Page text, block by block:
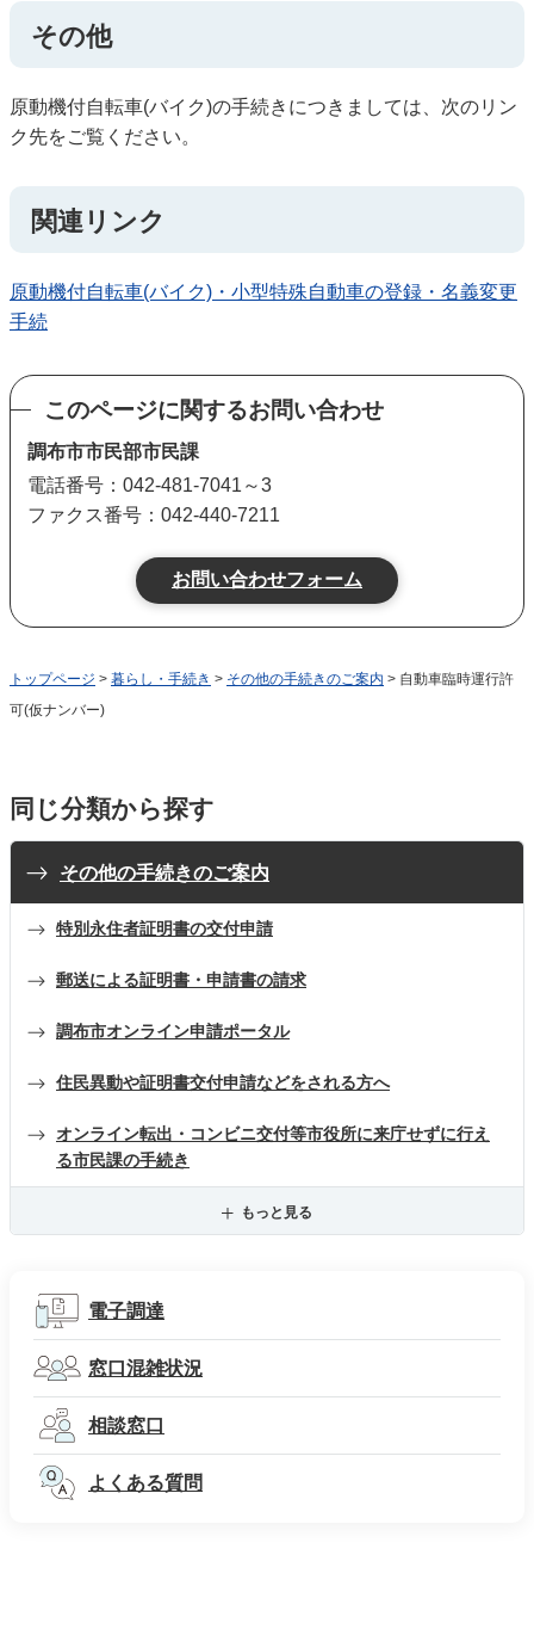
その他
原動機付自転車(バイク)の手続きにつきましては、次のリン
ク先をご覧ください。
関連リンク
原動機付自転車(バイク)・小型特殊自動車の登録・名義変更
手続
このページに関するお問い合わせ
調布市市民部市民課
電話番号：042-481-7041～3
ファクス番号：042-440-7211
トップページ > 暮らし・手続き > その他の手続きのご案内 > 自動車臨時運行許
可(仮ナンバー)
同じ分類から探す
その他の手続きのご案内
特別永住者証明書の交付申請
郵送による証明書・申請書の請求
調布市オンライン申請ポータル
住民異動や証明書交付申請などをされる方へ
オンライン転出・コンビニ交付等市役所に来庁せずに行え
る市民課の手続き
もっと見る
電子調達
窓口混雑状況
相談窓口
よくある質問